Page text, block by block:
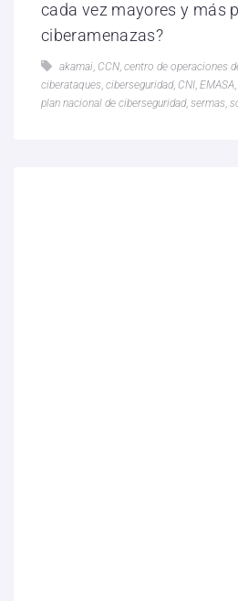
cada vez mayores y más
ciberamenazas?
akamai CCN centro de operaciones
ciberataques ciberseguridad, CNI EMASA
plan nacional de ciberseguridad, sermas